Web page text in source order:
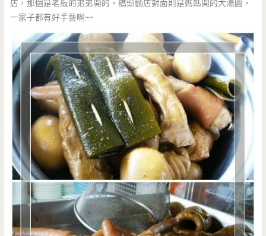
店，那個是老板的弟弟開的，橋頭麵店對面則是媽媽開的大湯圓，
一家子都有好手藝啊~~